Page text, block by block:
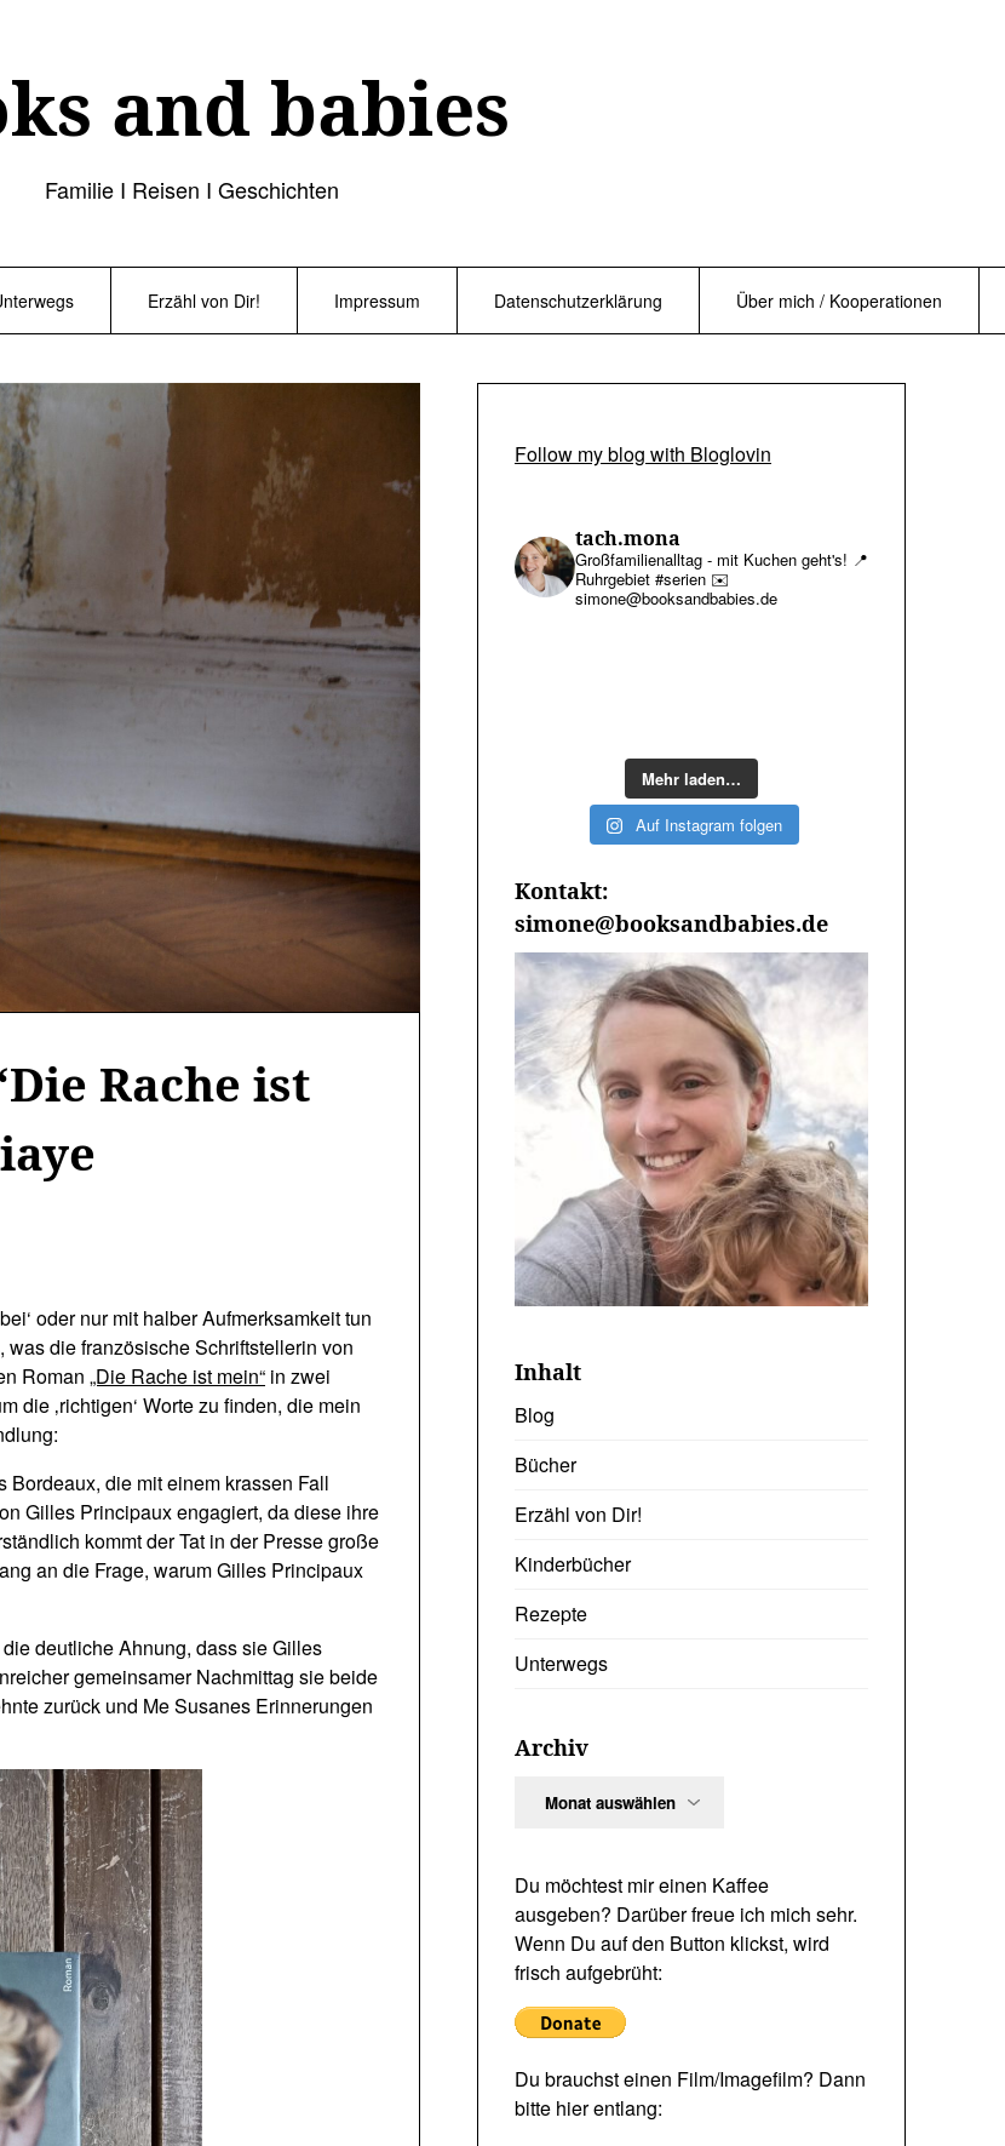
and babies
Familie I Reisen I Geschichten
Erzähl von Dir! Impressum Datenschutzerklärung Über mich / Kooperationen
Rache ist
oder nur mit halber Aufmerksamkeit tun
die französische Schriftstellerin von
Roman „Die Rache ist mein“ in zwei
die ‚richtigen‘ Worte zu finden, die mein
die mit einem krassen Fall
Gilles Principaux engagiert, da diese ihre
kommt der Tat in der Presse große
an die Frage, warum Gilles Principaux
deutliche Ahnung, dass sie Gilles
gemeinsamer Nachmittag sie beide
zurück und Me Susanes Erinnerungen
Follow my blog with Bloglovin
tach.mona
Großfamilienalltag - mit Kuchen geht's! 📍
Ruhrgebiet #serien ✉️
simone@booksandbabies.de
Mehr laden…
Auf Instagram folgen
Kontakt:
simone@booksandbabies.de
Inhalt
Blog
Bücher
Erzähl von Dir!
Kinderbücher
Rezepte
Unterwegs
Archiv
Du möchtest mir einen Kaffee
ausgeben? Darüber freue ich mich sehr.
Wenn Du auf den Button klickst, wird
frisch aufgebrüht:
Du brauchst einen Film/Imagefilm? Dann
bitte hier entlang: